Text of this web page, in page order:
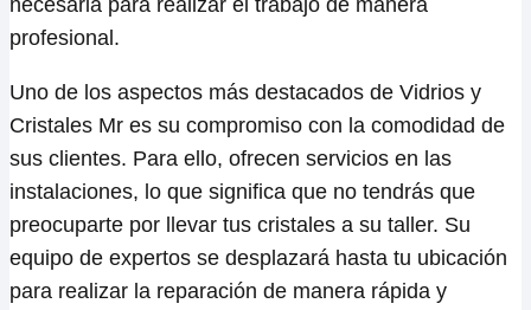
profesional.
Uno de los aspectos más destacados de Vidrios y
Cristales Mr es su compromiso con la comodidad de
sus clientes. Para ello, ofrecen servicios en las
instalaciones, lo que significa que no tendrás que
preocuparte por llevar tus cristales a su taller. Su
equipo de expertos se desplazará hasta tu ubicación
para realizar la reparación de manera rápida y